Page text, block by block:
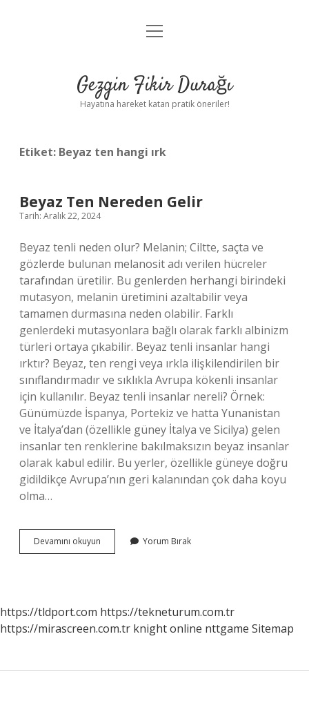
Anasayfa
Yasal Uyarı
menüyü
Gezgin Fikir Durağı
Hayatına hareket katan pratik öneriler!
Etiket: Beyaz ten hangi ırk
Beyaz Ten Nereden Gelir
Tarih: Aralık 22, 2024
Beyaz tenli neden olur? Melanin; Ciltte, saçta ve
gözlerde bulunan melanosit adı verilen hücreler
tarafından üretilir. Bu genlerden herhangi birindeki
mutasyon, melanin üretimini azaltabilir veya
tamamen durmasına neden olabilir. Farklı
genlerdeki mutasyonlara bağlı olarak farklı albinizm
türleri ortaya çıkabilir. Beyaz tenli insanlar hangi
ırktır? Beyaz, ten rengi veya ırkla ilişkilendirilen bir
sınıflandırmadır ve sıklıkla Avrupa kökenli insanlar
için kullanılır. Beyaz tenli insanlar nereli? Örnek:
Günümüzde İspanya, Portekiz ve hatta Yunanistan
ve İtalya’dan (özellikle güney İtalya ve Sicilya) gelen
insanlar ten renklerine bakılmaksızın beyaz insanlar
olarak kabul edilir. Bu yerler, özellikle güneye doğru
gidildikçe Avrupa’nın geri kalanından çok daha koyu
olma…
Devamını okuyun
Ten
Yorum Bırak
https://tldport.com https://tekneturum.com.tr
https://mirascreen.com.tr knight online nttgame Sitemap